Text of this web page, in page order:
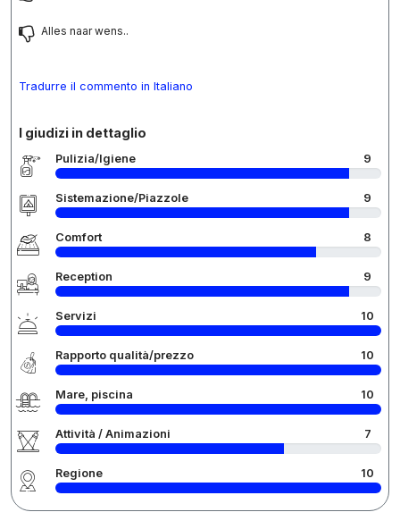
Alles naar wens..
Tradurre il commento in Italiano
I giudizi in dettaglio
Pulizia/Igiene 9
Sistemazione/Piazzole 9
Comfort 8
Reception 9
Servizi 10
Rapporto qualità/prezzo 10
Mare, piscina 10
Attività / Animazioni 7
Regione 10